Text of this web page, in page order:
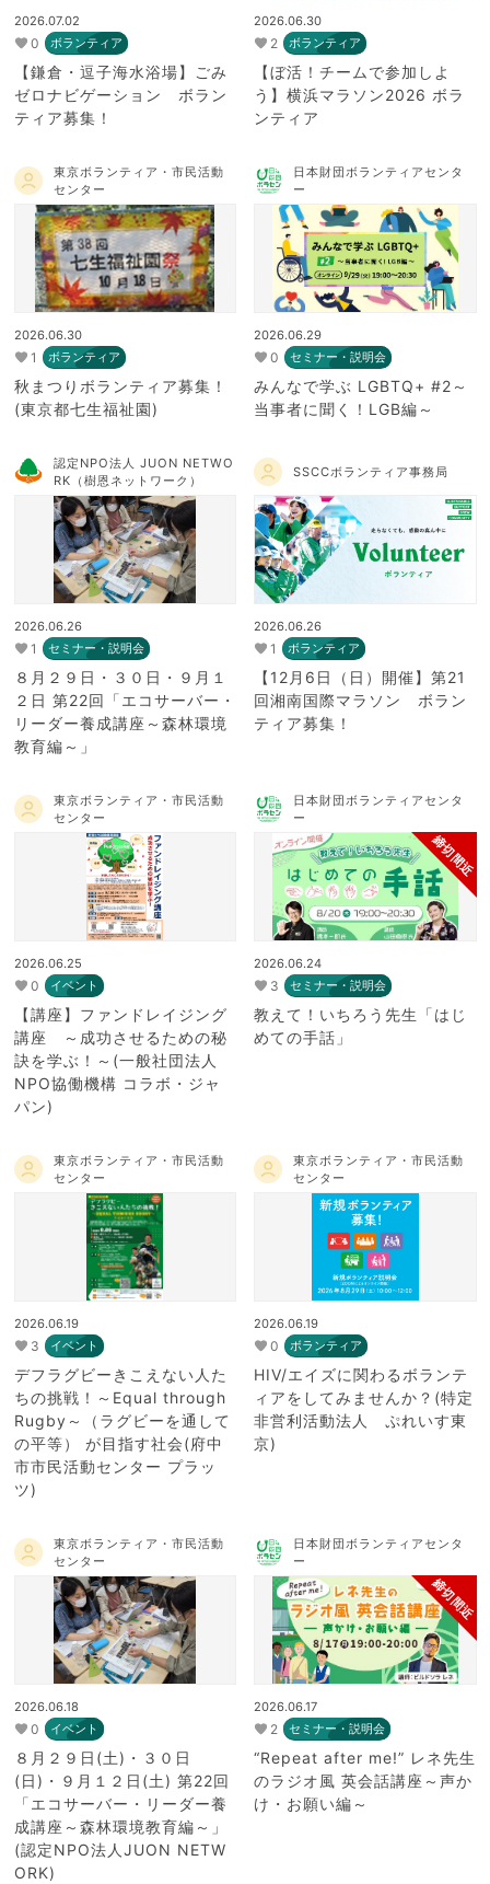
2026.07.02
0 ボランティア
【鎌倉・逗子海水浴場】ごみ
ゼロナビゲーション ボラン
ティア募集！
2026.06.30
2 ボランティア
【ぼ活！チームで参加しよ
う】横浜マラソン2026 ボラ
ンティア
東京ボランティア・市民活動
センター
2026.06.30
1 ボランティア
秋まつりボランティア募集！
(東京都七生福祉園)
日本財団ボランティアセンタ
ー
2026.06.29
0 セミナー・説明会
みんなで学ぶ LGBTQ+ #2～
当事者に聞く！LGB編～
認定NPO法人 JUON NETWO
RK（樹恩ネットワーク）
2026.06.26
1 セミナー・説明会
８月２９日・３０日・９月１
２日 第22回「エコサーバー・
リーダー養成講座～森林環境
教育編～」
SSCCボランティア事務局
2026.06.26
1 ボランティア
【12月6日（日）開催】第21
回湘南国際マラソン ボラン
ティア募集！
東京ボランティア・市民活動
センター
2026.06.25
0 イベント
【講座】ファンドレイジング
講座 ～成功させるための秘
訣を学ぶ！～(一般社団法人
NPO協働機構 コラボ・ジャ
パン)
日本財団ボランティアセンタ
ー
締切間近
2026.06.24
3 セミナー・説明会
教えて！いちろう先生「はじ
めての手話」
東京ボランティア・市民活動
センター
2026.06.19
3 イベント
デフラグビーきこえない人た
ちの挑戦！～Equal through
Rugby～（ラグビーを通して
の平等） が目指す社会(府中
市市民活動センター プラッ
ツ)
東京ボランティア・市民活動
センター
2026.06.19
0 ボランティア
HIV/エイズに関わるボランテ
ィアをしてみませんか？(特定
非営利活動法人 ぷれいす東
京)
東京ボランティア・市民活動
センター
2026.06.18
0 イベント
８月２９日(土)・３０日
(日)・９月１２日(土) 第22回
「エコサーバー・リーダー養
成講座～森林環境教育編～」
(認定NPO法人JUON NETW
ORK)
日本財団ボランティアセンタ
ー
締切間近
2026.06.17
2 セミナー・説明会
“Repeat after me!” レネ先生
のラジオ風 英会話講座～声か
け・お願い編～